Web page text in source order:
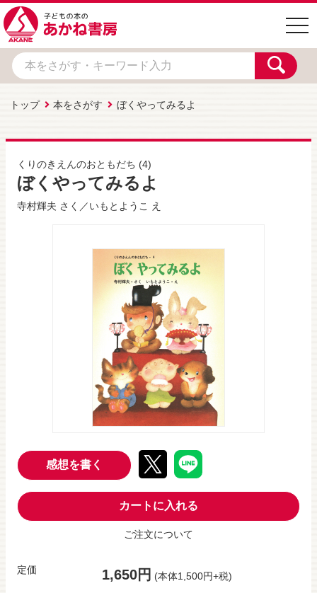
トップ 本をさがす ぼくやってみるよ
くりのきえんのおともだち (4)
ぼくやってみるよ
寺村輝夫 さく／いもとようこ え
感想を書く
カートに入れる
ご注文について
定価 1,650円 (本体1,500円+税)